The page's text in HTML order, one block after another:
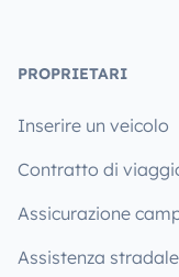
PROPRIETARI
Inserire un veicolo
Contratto di
Assicurazione
Assistenza stradale